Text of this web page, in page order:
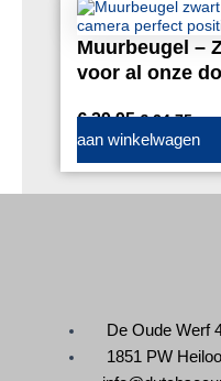
Muurbeugel –
voor al onze
€29,95 €24,75
aan winkelwagen
De Oude Werf
1851 PW Heiloo